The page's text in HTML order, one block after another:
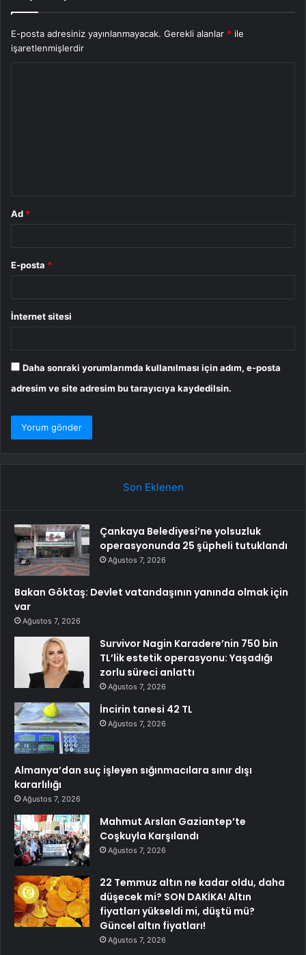
E-posta adresiniz yayınlanmayacak. Gerekli alanlar * ile
işaretlenmişlerdir
Ad *
E-posta *
İnternet sitesi
Daha sonraki yorumlarımda kullanılması için adım, e-posta
adresim ve site adresim bu tarayıcıya kaydedilsin.
Son Eklenen
Çankaya Belediyesi’ne yolsuzluk
operasyonunda 25 şüpheli tutuklandı
Ağustos 7, 2026
Bakan Göktaş: Devlet vatandaşının yanında olmak için
var
Ağustos 7, 2026
Survivor Nagin Karadere’nin 750 bin
TL’lik estetik operasyonu: Yaşadığı
zorlu süreci anlattı
Ağustos 7, 2026
İncirin tanesi 42 TL
Ağustos 7, 2026
Almanya’dan suç işleyen sığınmacılara sınır dışı
kararlılığı
Ağustos 7, 2026
Mahmut Arslan Gaziantep’te
Coşkuyla Karşılandı
Ağustos 7, 2026
22 Temmuz altın ne kadar oldu, daha
düşecek mi? SON DAKİKA! Altın
fiyatları yükseldi mi, düştü mü?
Güncel altın fiyatları!
Ağustos 7, 2026